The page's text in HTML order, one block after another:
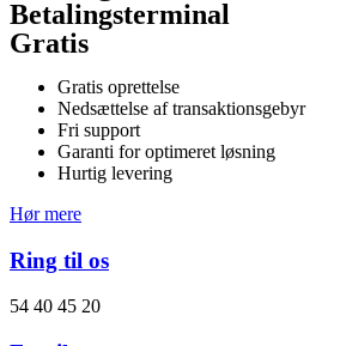
Betalingsterminal
Gratis
Gratis oprettelse
Nedsættelse af transaktionsgebyr
Fri support
Garanti for optimeret løsning
Hurtig levering
Hør mere
Ring til os
54 40 45 20